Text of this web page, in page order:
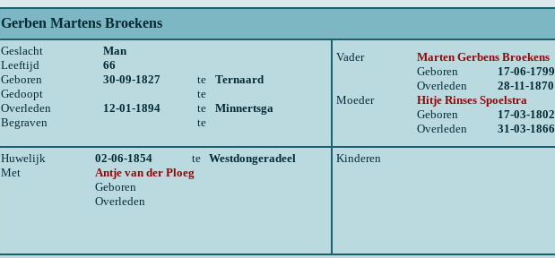
Gerben Martens Broekens
Geslacht
Man
Leeftijd
66
Geboren
30-09-1827 te
Ternaard
Gedoopt
te
Overleden
12-01-1894 te
Minnertsga
Begraven
te
Vader
Marten Gerbens Broekens
Geboren
17-06-1799
Overleden
28-11-1870
Moeder
Hitje Rinses Spoelstra
Geboren
17-03-1802
Overleden
31-03-1866
Huwelijk 02-06-1854 te Westdongeradeel
Met
Antje van der Ploeg
Geboren
Overleden
Kinderen